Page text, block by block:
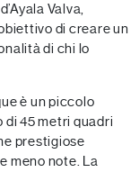
Valva,
di creare un
di chi lo
è un piccolo
45 metri quadri
prestigiose
meno note. La